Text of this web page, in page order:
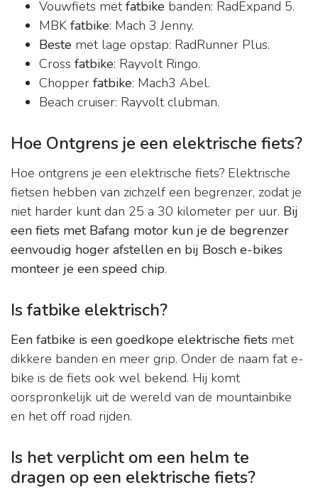
Vouwfiets metfatbike banden: RadExpand 5.
MBK fatbike: Mach 3 Jenny.
Beste met lage opstap: RadRunner Plus.
Cross fatbike: Rayvolt Ringo.
Chopper fatbike: Mach3 Abel.
Beach cruiser: Rayvolt clubman.
Hoe Ontgrens je een elektrische fiets?
Hoe ontgrens je een elektrische fiets? Elektrische
fietsen hebben van zichzelf een begrenzer, zodat je
niet harder kunt dan 25 a 30 kilometer per uur. Bij
een fiets met Bafang motor kun je de begrenzer
eenvoudig hoger afstellen en bij Bosch e-bikes
monteer je een speed chip.
Is fatbike elektrisch?
Een fatbike is een goedkope elektrische fiets met
dikkere banden en meer grip. Onder de naam fat e-
bike is de fiets ook wel bekend. Hij komt
oorspronkelijk uit de wereld van de mountainbike
en het off road rijden.
Is het verplicht om een helm te
dragen op een elektrische fiets?